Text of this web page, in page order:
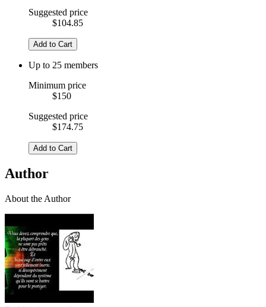
Suggested price
$104.85
Add to Cart
Up to 25 members
Minimum price
$150
Suggested price
$174.75
Add to Cart
Author
About the Author